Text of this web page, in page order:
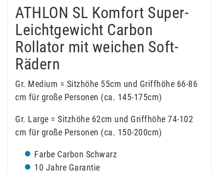
ATHLON SL Komfort Super-
Leichtgewicht Carbon
Rollator mit weichen Soft-
Rädern
Gr. Medium = Sitzhöhe 55cm und Griffhöhe 66-86
cm für große Personen (ca. 145-175cm)
Gr. Large = Sitzhöhe 62cm und Griffhöhe 74-102
cm für große Personen (ca. 150-200cm)
Farbe Carbon Schwarz
10 Jahre Garantie